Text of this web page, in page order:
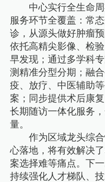
中心实行全生命
服务环节全覆盖：常
诊，从源头做好肿瘤
依托高精尖影像、检
早发现；通过多学科
测精准分型分期；融
疫、放疗、中医辅助
案；同步提供术后康
长期随访一体化服务
量。
作为区域龙头综
心落地，将有效解决
案选择难等痛点。下
持续强化人才梯队、